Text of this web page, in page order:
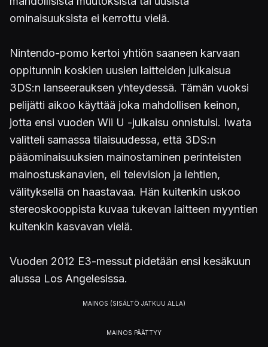
ominaisuuksista ei kerrottu vielä.
Nintendo-pomo kertoi yhtiön saaneen karvaan
oppitunnin koskien uusien laitteiden julkaisua
3DS:n lanseerauksen yhteydessä. Tämän vuoksi
pelijätti aikoo käyttää joka mahdollisen keinon,
jotta ensi vuoden Wii U -julkaisu onnistuisi. Iwata
valitteli samassa tilaisuudessa, että 3DS:n
pääominaisuuksien mainostaminen perinteisten
mainostuskanavien, eli television ja lehtien,
välityksellä on haastavaa. Hän kuitenkin uskoo
stereoskooppista kuvaa tukevan laitteen myyntien
kuitenkin kasvavan vielä.
Vuoden 2012 E3-messut pidetään ensi kesäkuun
alussa Los Angelesissa.